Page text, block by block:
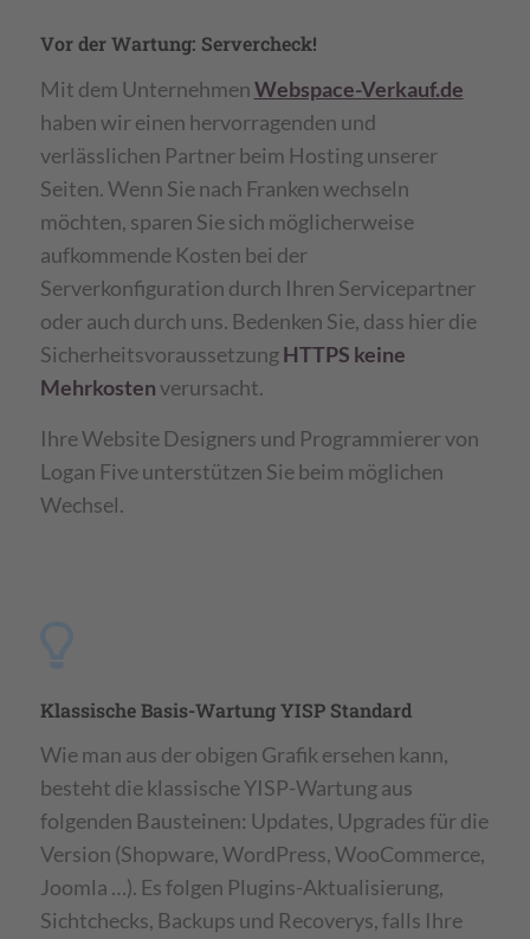
Vor der Wartung: Servercheck!
Mit dem UnternehmenWebspace-Verkauf.de
haben wir einen hervorragenden und
verlässlichen Partner beim Hosting unserer
Seiten. Wenn Sie nach Franken wechseln
möchten, sparen Sie sich möglicherweise
aufkommende Kosten bei der
Serverkonfiguration durch Ihren Servicepartner
oder auch durch uns. Bedenken Sie, dass hier die
SicherheitsvoraussetzungHTTPS keine
Mehrkostenverursacht.
Ihre Website Designers und Programmierer von
Logan Five unterstützen Sie beim möglichen
Wechsel.
Klassische Basis-Wartung YISP Standard
Wie man aus der obigen Grafik ersehen kann,
besteht die klassische YISP-Wartung aus
folgenden Bausteinen: Updates, Upgrades für die
Version (Shopware, WordPress, WooCommerce,
Joomla …). Es folgen Plugins-Aktualisierung,
Sichtchecks, Backups und Recoverys, falls Ihre